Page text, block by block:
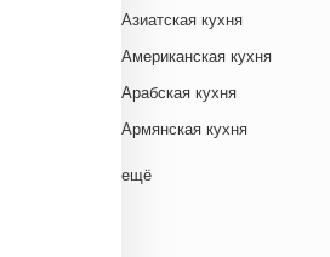
Азиатская кухня
Американская кухня
Арабская кухня
Армянская кухня
Белорусская
ещё